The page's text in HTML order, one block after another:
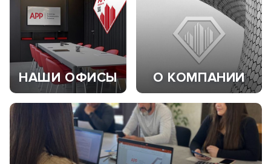
НАШИ ОФИСЫ О КОМПАНИИ